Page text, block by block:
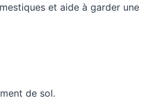
et aide à garder
de sol.